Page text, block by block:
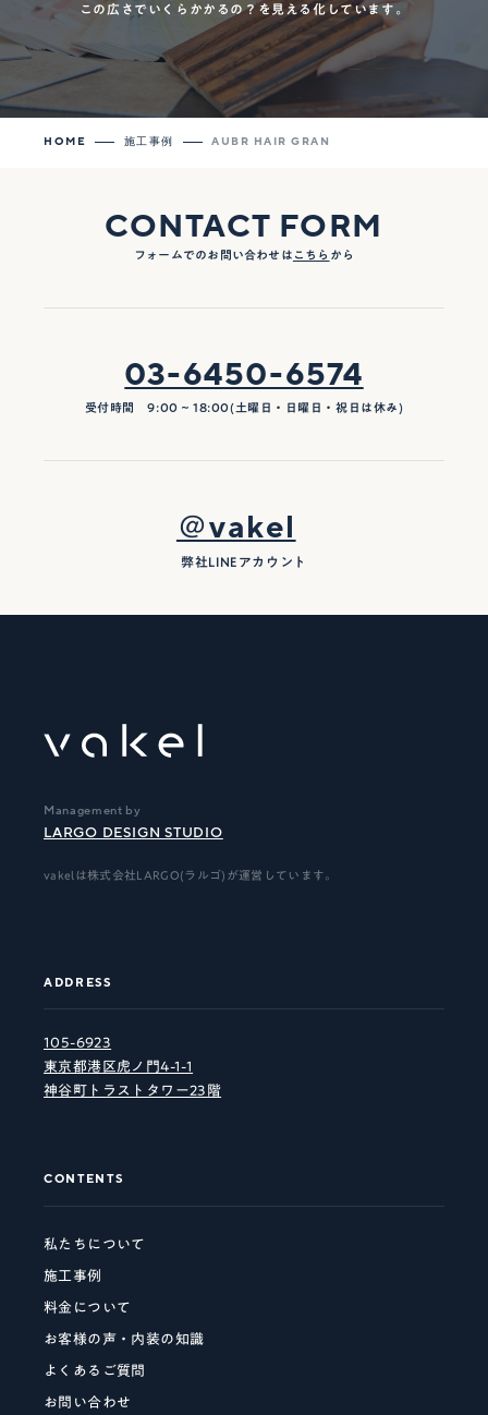
この広さでいくらかかるの？を見える化しています。
HOME 施工事例 AUBR HAIR GRAN
CONTACT FORM
フォームでのお問い合わせは こちら から
03-6450-6574
受付時間 9:00 ~ 18:00(土曜日・日曜日・祝日は休み)
＠vakel
弊社LINEアカウント
Management by
LARGO DESIGN STUDIO
vakelは株式会社LARGO(ラルゴ)が運営しています。
ADDRESS
105-6923
東京都港区虎ノ門4-1-1
神谷町トラストタワー23階
CONTENTS
私たちについて
施工事例
料金について
お客様の声・内装の知識
よくあるご質問
お問い合わせ